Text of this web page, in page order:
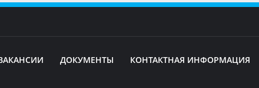
ДОКУМЕНТЫ КОНТАКТНАЯ ИНФОРМАЦИЯ